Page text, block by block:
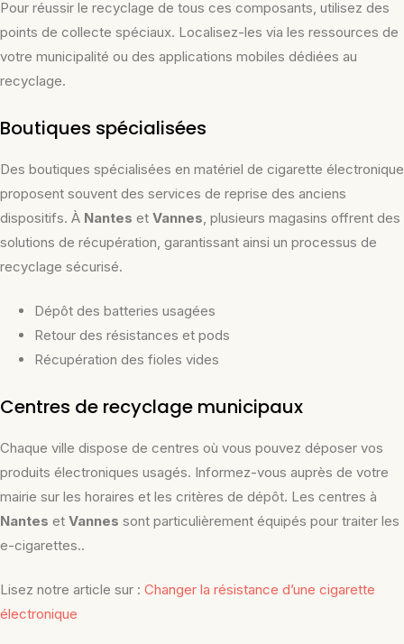
Pour réussir le recyclage de tous ces composants, utilisez des
points de collecte spéciaux. Localisez-les via les ressources de
votre municipalité ou des applications mobiles dédiées au
recyclage.
Boutiques spécialisées
Des boutiques spécialisées en matériel de cigarette électronique
proposent souvent des services de reprise des anciens
dispositifs. À Nantes et Vannes , plusieurs magasins offrent des
solutions de récupération, garantissant ainsi un processus de
recyclage sécurisé.
Dépôt des batteries usagées
Retour des résistances et pods
Récupération des fioles vides
Centres de recyclage municipaux
Chaque ville dispose de centres où vous pouvez déposer vos
produits électroniques usagés. Informez-vous auprès de votre
mairie sur les horaires et les critères de dépôt. Les centres à
Nantes et Vannes sont particulièrement équipés pour traiter les
e-cigarettes..
Lisez notre article sur : Changer la résistance d’une cigarette
électronique